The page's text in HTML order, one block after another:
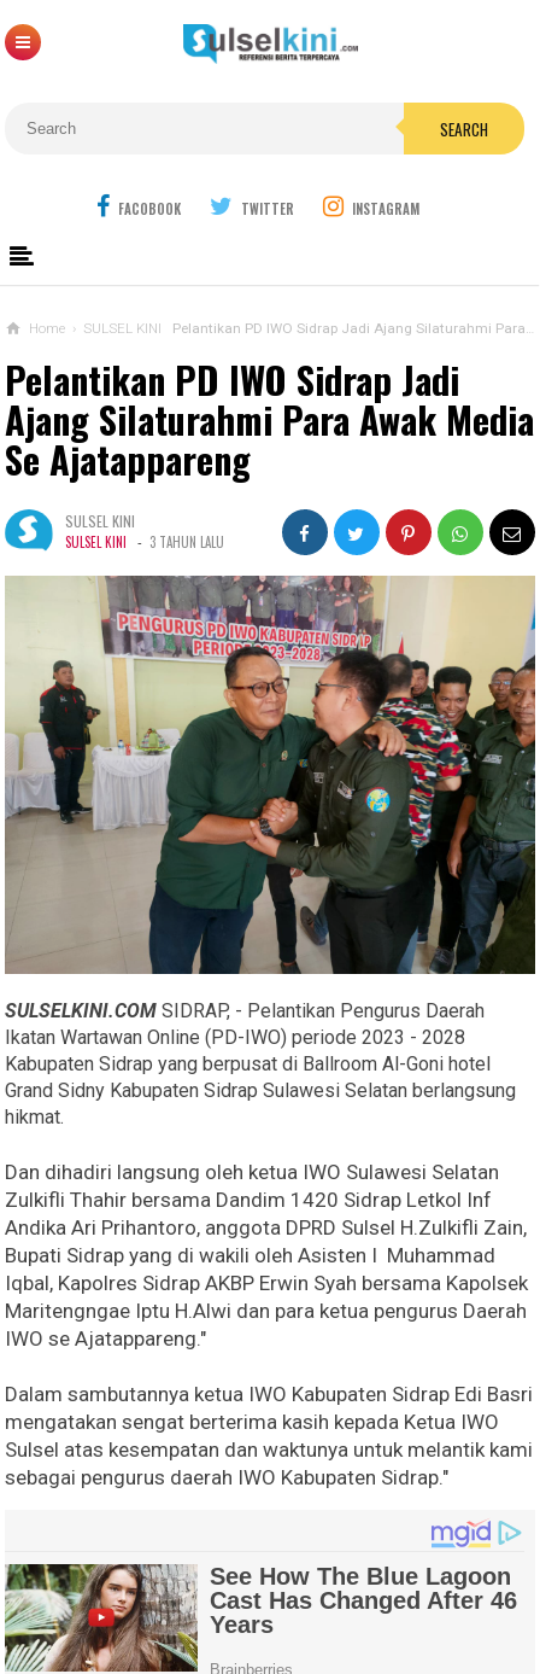
SEARCH
FACOBOOK TWITTER INSTAGRAM
Home › SULSEL KINI Pelantikan PD IWO Sidrap Jadi Ajang Silaturahmi Para Awak Media Se Ajatappareng
Pelantikan PD IWO Sidrap Jadi
Ajang Silaturahmi Para Awak Media
Se Ajatappareng
SULSEL KINI
SULSEL KINI - 3 TAHUN LALU
SULSELKINI.COM SIDRAP, - Pelantikan Pengurus Daerah
Ikatan Wartawan Online (PD-IWO) periode 2023 - 2028
Kabupaten Sidrap yang berpusat di Ballroom Al-Goni hotel
Grand Sidny Kabupaten Sidrap Sulawesi Selatan berlangsung
hikmat.
Dan dihadiri langsung oleh ketua IWO Sulawesi Selatan
Zulkifli Thahir bersama Dandim 1420 Sidrap Letkol Inf
Andika Ari Prihantoro, anggota DPRD Sulsel H.Zulkifli Zain,
Bupati Sidrap yang di wakili oleh Asisten I Muhammad
Iqbal, Kapolres Sidrap AKBP Erwin Syah bersama Kapolsek
Maritengngae Iptu H.Alwi dan para ketua pengurus Daerah
IWO se Ajatappareng."
Dalam sambutannya ketua IWO Kabupaten Sidrap Edi Basri
mengatakan sengat berterima kasih kepada Ketua IWO
Sulsel atas kesempatan dan waktunya untuk melantik kami
sebagai pengurus daerah IWO Kabupaten Sidrap."